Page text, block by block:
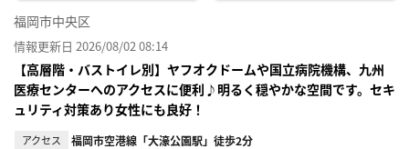
福岡市中央区
情報更新日 2026/08/02 08:14
【高層階・バストイレ別】ヤフオクドームや国立病院機構、九州
医療センターへのアクセスに便利♪明るく穏やかな空間です。セキ
ュリティ対策あり女性にも良好！
アクセス 福岡市空港線「大濠公園駅」徒歩2分